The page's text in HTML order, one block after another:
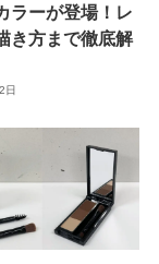
ラーが登場！レ
き方まで徹底解
日